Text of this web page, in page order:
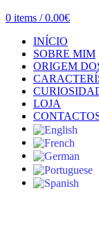
0 items / 0.00€
INÍCIO
SOBRE MIM
ORIGEM
LOJA